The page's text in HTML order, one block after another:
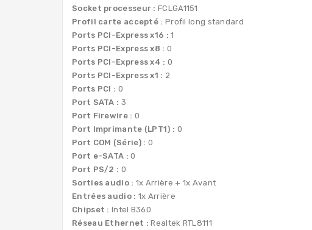
Socket processeur : FCLGA1151
Profil carte accepté : Profil long standard
Ports PCI-Express x16 : 1
Ports PCI-Express x8 : 0
Ports PCI-Express x4 : 0
Ports PCI-Express x1 : 2
Ports PCI : 0
Port SATA : 3
Port Firewire : 0
Port Imprimante (LPT1) : 0
Port COM (Série) : 0
Port e-SATA : 0
Port PS/2 : 0
Sorties audio : 1x Arrière + 1x Avant
Entrées audio : 1x Arrière
Chipset : Intel B360
Réseau Ethernet :Realtek RTL8111